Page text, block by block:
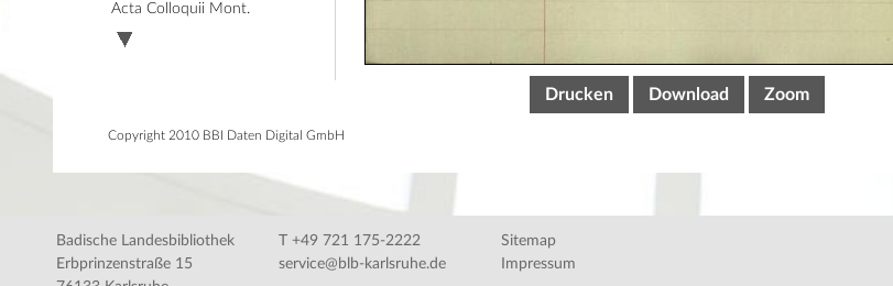
Drucken Download Zoom
Acta Colloquii Mont.
Copyright 2010 BBI Daten Digital GmbH
Badische Landesbibliothek
Erbprinzenstraße 15
T +49 721 175-2222
service@blb-karlsruhe.de
Sitemap
Impressum